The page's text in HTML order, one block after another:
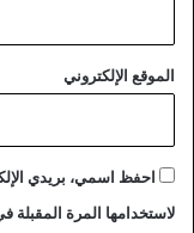
الموقع الإلكتروني
احفظ اسمي، بريدي
لاستخدامها المرة المقبلة